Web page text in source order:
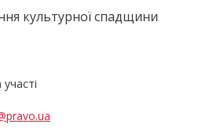
культурної спадщини